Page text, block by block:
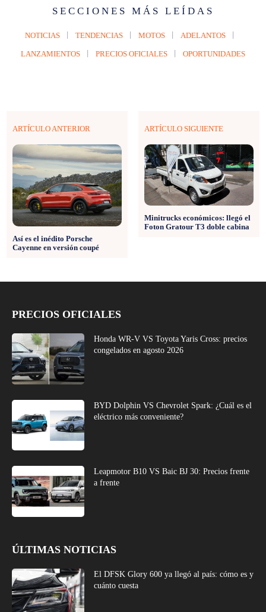
SECCIONES MÁS LEÍDAS
NOTICIAS TENDENCIAS MOTOS ADELANTOS
LANZAMIENTOS PRECIOS OFICIALES OPORTUNIDADES
ARTÍCULO ANTERIOR
Así es el inédito Porsche
Cayenne en versión coupé
ARTÍCULO SIGUIENTE
Minitrucks económicos: llegó el
Foton Gratour T3 doble cabina
PRECIOS OFICIALES
Honda WR-V VS Toyota Yaris Cross: precios
congelados en agosto 2026
BYD Dolphin VS Chevrolet Spark: ¿Cuál es el
eléctrico más conveniente?
Leapmotor B10 VS Baic BJ 30: Precios frente
a frente
ÚLTIMAS NOTICIAS
El DFSK Glory 600 ya llegó al país: cómo es y
cuánto cuesta